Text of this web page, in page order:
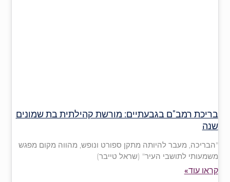
בריכת רמב"ם בגבעתיים: מורשת קהילתית בת שמונים
שנה
"הבריכה, מעבר להיותה מתקן ספורט ונופש, מהווה מקום מפגש
משמעותי לתושבי העיר" (שראל טייבר)
קראו עוד»